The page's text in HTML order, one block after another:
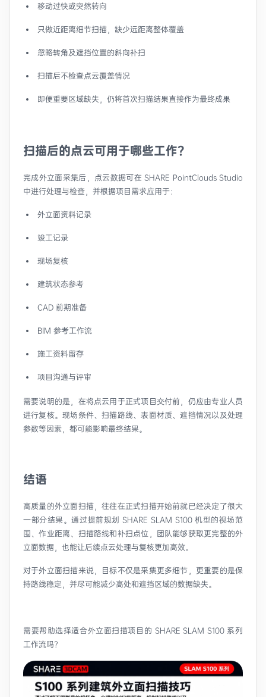
移动过快或突然转向
只做近距离细节扫描，缺少远距离整体覆盖
忽略转角及遮挡位置的斜向补扫
扫描后不检查点云覆盖情况
即便重要区域缺失，仍将首次扫描结果直接作为最终成果
扫描后的点云可用于哪些工作？
完成外立面采集后，点云数据可在 SHARE PointClouds Studio
中进行处理与检查，并根据项目需求应用于：
外立面资料记录
竣工记录
现场复核
建筑状态参考
CAD 前期准备
BIM 参考工作流
施工资料留存
项目沟通与评审
需要说明的是，在将点云用于正式项目交付前，仍应由专业人员
进行复核。现场条件、扫描路线、表面材质、遮挡情况以及处理
参数等因素，都可能影响最终结果。
结语
高质量的外立面扫描，往往在正式扫描开始前就已经决定了很大
一部分结果。通过提前规划 SHARE SLAM S100 机型的视场范
围、作业距离、扫描路线和补扫点位，团队能够获取更完整的外
立面数据，也能让后续点云处理与复核更加高效。
对于外立面扫描来说，目标不仅是采集更多细节，更重要的是保
持路线稳定，并尽可能减少高处和遮挡区域的数据缺失。
需要帮助选择适合外立面扫描项目的 SHARE SLAM S100 系列
工作流吗？